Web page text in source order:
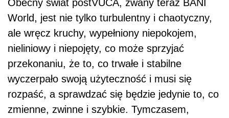
Obecny świat postVUCA, zwany teraz BANI
World, jest nie tylko turbulentny i chaotyczny,
ale wręcz kruchy, wypełniony niepokojem,
nieliniowy i niepojęty, co może sprzyjać
przekonaniu, że to, co trwałe i stabilne
wyczerpało swoją użyteczność i musi się
rozpaść, a sprawdzać się będzie jedynie to, co
zmienne, zwinne i szybkie. Tymczasem,